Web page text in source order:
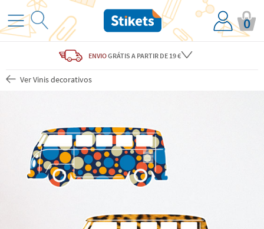
0
ENVIOGRÁTIS A PARTIR DE 19 €
Ver Vinis decorativos